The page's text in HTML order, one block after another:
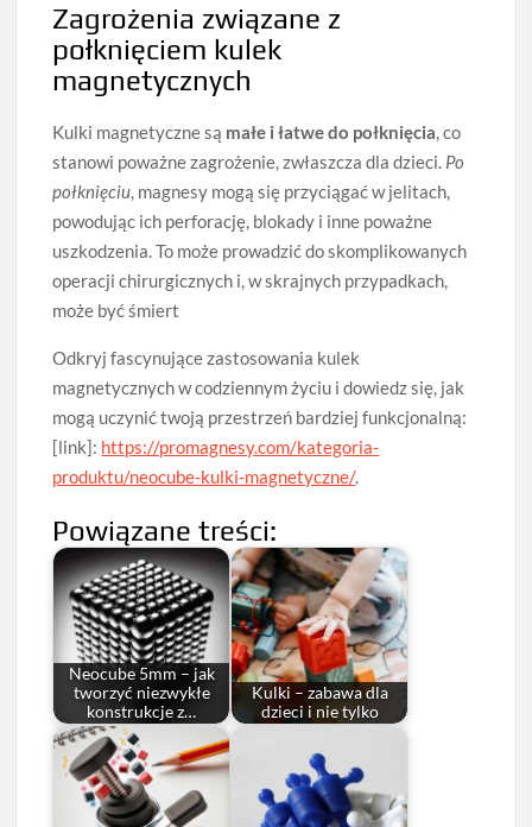
Zagrożenia związane z
połknięciem kulek
magnetycznych
Kulki magnetyczne są małe i łatwe do połknięcia, co
stanowi poważne zagrożenie, zwłaszcza dla dzieci. Po
połknięciu, magnesy mogą się przyciągać w jelitach,
powodując ich perforację, blokady i inne poważne
uszkodzenia. To może prowadzić do skomplikowanych
operacji chirurgicznych i, w skrajnych przypadkach,
może być śmiert
Odkryj fascynujące zastosowania kulek
magnetycznych w codziennym życiu i dowiedz się, jak
mogą uczynić twoją przestrzeń bardziej funkcjonalną:
[link]: https://promagnesy.com/kategoria-
produktu/neocube-kulki-magnetyczne/.
Powiązane treści:
Neocube 5mm – jak
tworzyć niezwykłe
konstrukcje z…
Kulki – zabawa dla
dzieci i nie tylko